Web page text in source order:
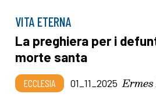
VITA ETERNA
La preghiera per i
morte santa
ECCLESIA 01_11_2025